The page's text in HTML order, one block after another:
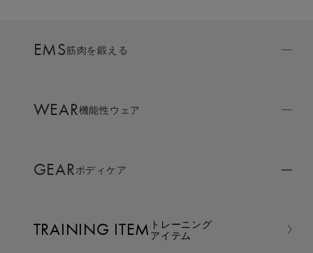
AMBASSADOR
SIXPAD APP
COLUMN
LARGE ORDER⼤⼝注⽂窓⼝
EMS筋肉を鍛える
WEAR機能性ウェア
GEARボディケア
TRAINING ITEM トレーニング
アイテム